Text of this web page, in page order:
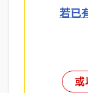
若已
或